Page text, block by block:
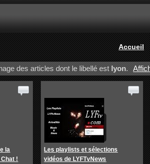
Accueil
des articles dont le libellé est lyon.
la
!
Les playlists et sélections
vidéos de LYFTvNews